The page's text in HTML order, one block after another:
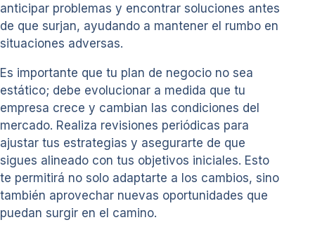
anticipar problemas y encontrar soluciones antes
de que surjan, ayudando a mantener el rumbo en
situaciones adversas.
Es importante que tu plan de negocio no sea
estático; debe evolucionar a medida que tu
empresa crece y cambian las condiciones del
mercado. Realiza revisiones periódicas para
ajustar tus estrategias y asegurarte de que
sigues alineado con tus objetivos iniciales. Esto
te permitirá no solo adaptarte a los cambios, sino
también aprovechar nuevas oportunidades que
puedan surgir en el camino.